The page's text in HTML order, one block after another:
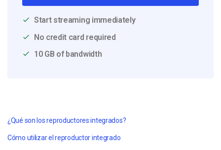
Start streaming immediately
No credit card required
10 GB of bandwidth
¿Qué son los reproductores integrados?
Cómo utilizar el reproductor integrado